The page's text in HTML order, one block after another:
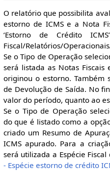
O relatório que possibilita
estorno de ICMS e a Nota
‘Estorno de Crédito
Fiscal/Relatórios/
Se o Tipo de Operação
será listada as Notas Fiscais
originou o estorno. Também
de Devolução de Saída. No
valor do período, quanto ao
Se o Tipo de Operação
do que é listado como a
criado um Resumo de
ICMS apurado. Para a
será utilizada a Espécie
- Espécie estorno de crédito